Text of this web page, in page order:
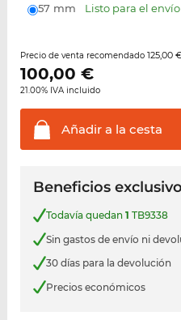
57 mm Listo para el
Precio de venta recomendado 125,00
100,00 €
21.00% IVA incluido
Añadir a la cesta
Beneficios
Todavía quedan 1 TB9338
Sin gastos de envío ni
30 días para la devolución
Precios económicos